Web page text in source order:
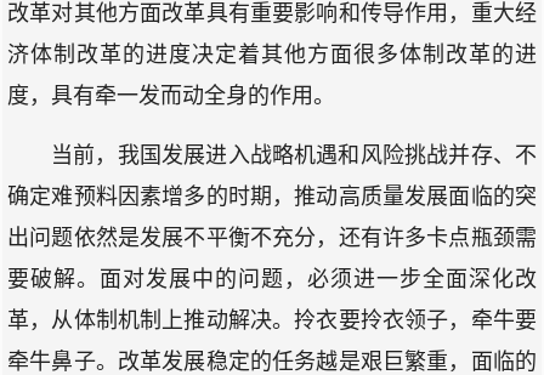
改革对其他方面改革具有重要影响和传导作用，重大经
济体制改革的进度决定着其他方面很多体制改革的进
度，具有牵一发而动全身的作用。
当前，我国发展进入战略机遇和风险挑战并存、不
确定难预料因素增多的时期，推动高质量发展面临的突
出问题依然是发展不平衡不充分，还有许多卡点瓶颈需
要破解。面对发展中的问题，必须进一步全面深化改
革，从体制机制上推动解决。拎衣要拎衣领子，牵牛要
牵牛鼻子。改革发展稳定的任务越是艰巨繁重，面临的